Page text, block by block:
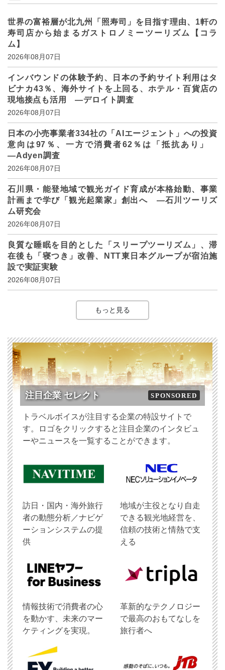
世界の富裕層が北九州「照寿司」を目指す理由、1軒の
寿司店から始まるガストロノミーツーリズム【コラ
ム】
2026年08月07日
インバウンドの体験予約、日本の予約サイト利用はタ
ビナカ43％、海外サイトを上回る、ホテル・百貨店の
現地接点も活用 ―デロイト調査
2026年08月07日
日本の小売事業者334社の「AIエージェント」への投資
意向は97％、一方で消費者62％は「抵抗あり」
―Adyen調査
2026年08月07日
石川県・能登地域で観光ガイド育成が本格始動、事業
計画まで学び「観光起業家」創出へ ―石川ツーリズ
ム研究会
2026年08月07日
良質な睡眠を目的とした「スリープツーリズム」、滞
在後も「寝つき」改善、NTT東日本グループが宿泊施
設で実証実験
2026年08月07日
もっと見る
注目企業 セレクト SPONSORED
トラベルボイスが注目する企業の特設サイトで
す。ロゴをクリックすると注目企業のインタビュ
ーやニュースを一覧することができます。
訪日・国内・海外旅行
者の動態分析／ナビゲ
ーションシステムの提
供
地域が主役となり自走
できる観光地経営を、
信頼の技術と情熱で支
える
情報技術で消費者の心
を動かす、未来のマー
ケティングを実現。
革新的なテクノロジー
で最高のおもてなしを
旅行者へ